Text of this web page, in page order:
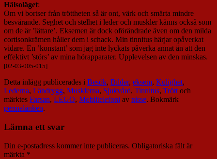
Hälsoläget:
Om vi bortser från tröttheten så är ont, värk och smärta mindre
besvärande. Seghet och stelhet i leder och muskler känns också som
om de är ’lättare’. Eksemen är dock oförändrade även om den milda
cortisonkrämen håller dem i schack. Min tinnitus härjar opåverkat
vidare. En ’konstant’ som jag inte lyckats påverka annat än att den
effektivt ’störs’ av mina hörapparater. Upplevelsen av den minskas.
[02-03-005-015]
Detta inlägg publicerades i Besök, Bilder, eksem, Kulighet,
Lederna, Ländrygg, Musklerna, Sjukvård, Tinnitus, Tröttoch
märktes Farsan, LEGO, Mobiltelefoni av nisse. Bokmärk
permalänken.
Lämna ett svar
Din e-postadress kommer inte publiceras. Obligatoriska fält är
märkta *